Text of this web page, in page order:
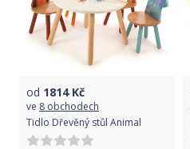
od 1814Kč
ve 8 obchodech
Tidlo Dřevěný stůl Animal